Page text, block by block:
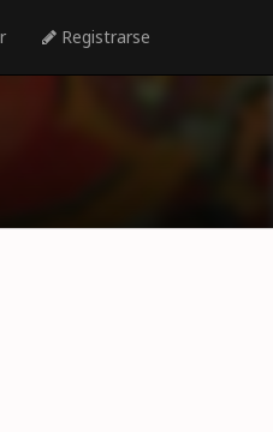
Registrarse